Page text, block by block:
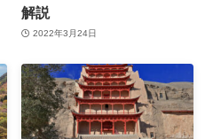
解説
2022年3月24日